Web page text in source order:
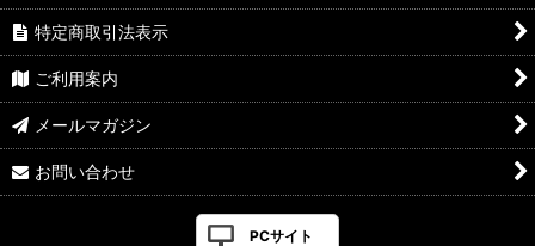
特定商取引法表示
ご利用案内
メールマガジン
お問い合わせ
PCサイト